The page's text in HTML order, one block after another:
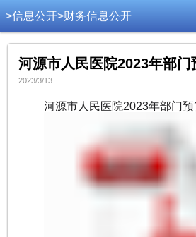
>信息公开>财务信息公开
河源市人民医院2023年部门
2023/3/13
河源市人民医院2023年部门预